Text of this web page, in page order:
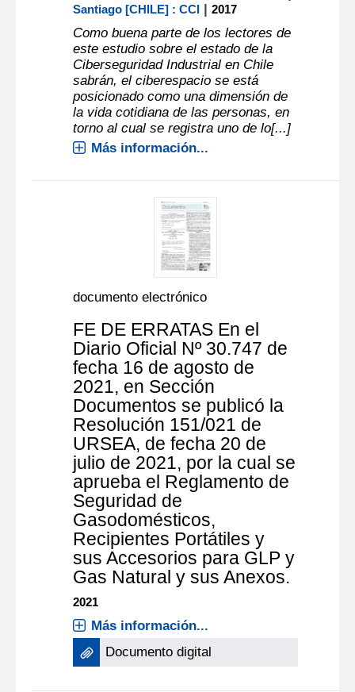
Santiago [CHILE] : CCI |2017
Como buena parte de los lectores de
este estudio sobre el estado de la
Ciberseguridad Industrial en Chile
sabrán, el ciberespacio se está
posicionado como una dimensión de
la vida cotidiana de las personas, en
torno al cual se registra uno de lo[...]
Más información...
documento electrónico
FE DE ERRATAS En el
Diario Oficial Nº 30.747 de
fecha 16 de agosto de
2021, en Sección
Documentos se publicó la
Resolución 151/021 de
URSEA, de fecha 20 de
julio de 2021, por la cual se
aprueba el Reglamento de
Seguridad de
Gasodomésticos,
Recipientes Portátiles y
sus Accesorios para GLP y
Gas Natural y sus Anexos.
2021
Más información...
Documento digital